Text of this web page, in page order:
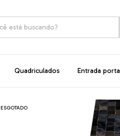
Quadriculados Entrada
ESGOTADO